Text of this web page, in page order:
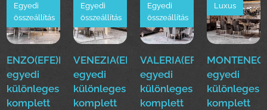
ENZO(EFE)Luxus
egyedi
különleges
komplett
Egyedi
összeállítás
VENEZIA(EFE)Luxus
egyedi
különleges
komplett
Egyedi
összeállítás
VALERIA(EFE)Luxus
egyedi
különleges
komplett
Egyedi
összeállítás
egyedi
különleges
komplett
Luxus